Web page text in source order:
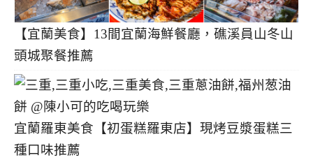
【宜蘭美食】13間宜蘭海鮮餐廳，礁溪員山冬山
頭城聚餐推薦
宜蘭羅東美食【初蛋糕羅東店】現烤豆漿蛋糕三
種口味推薦